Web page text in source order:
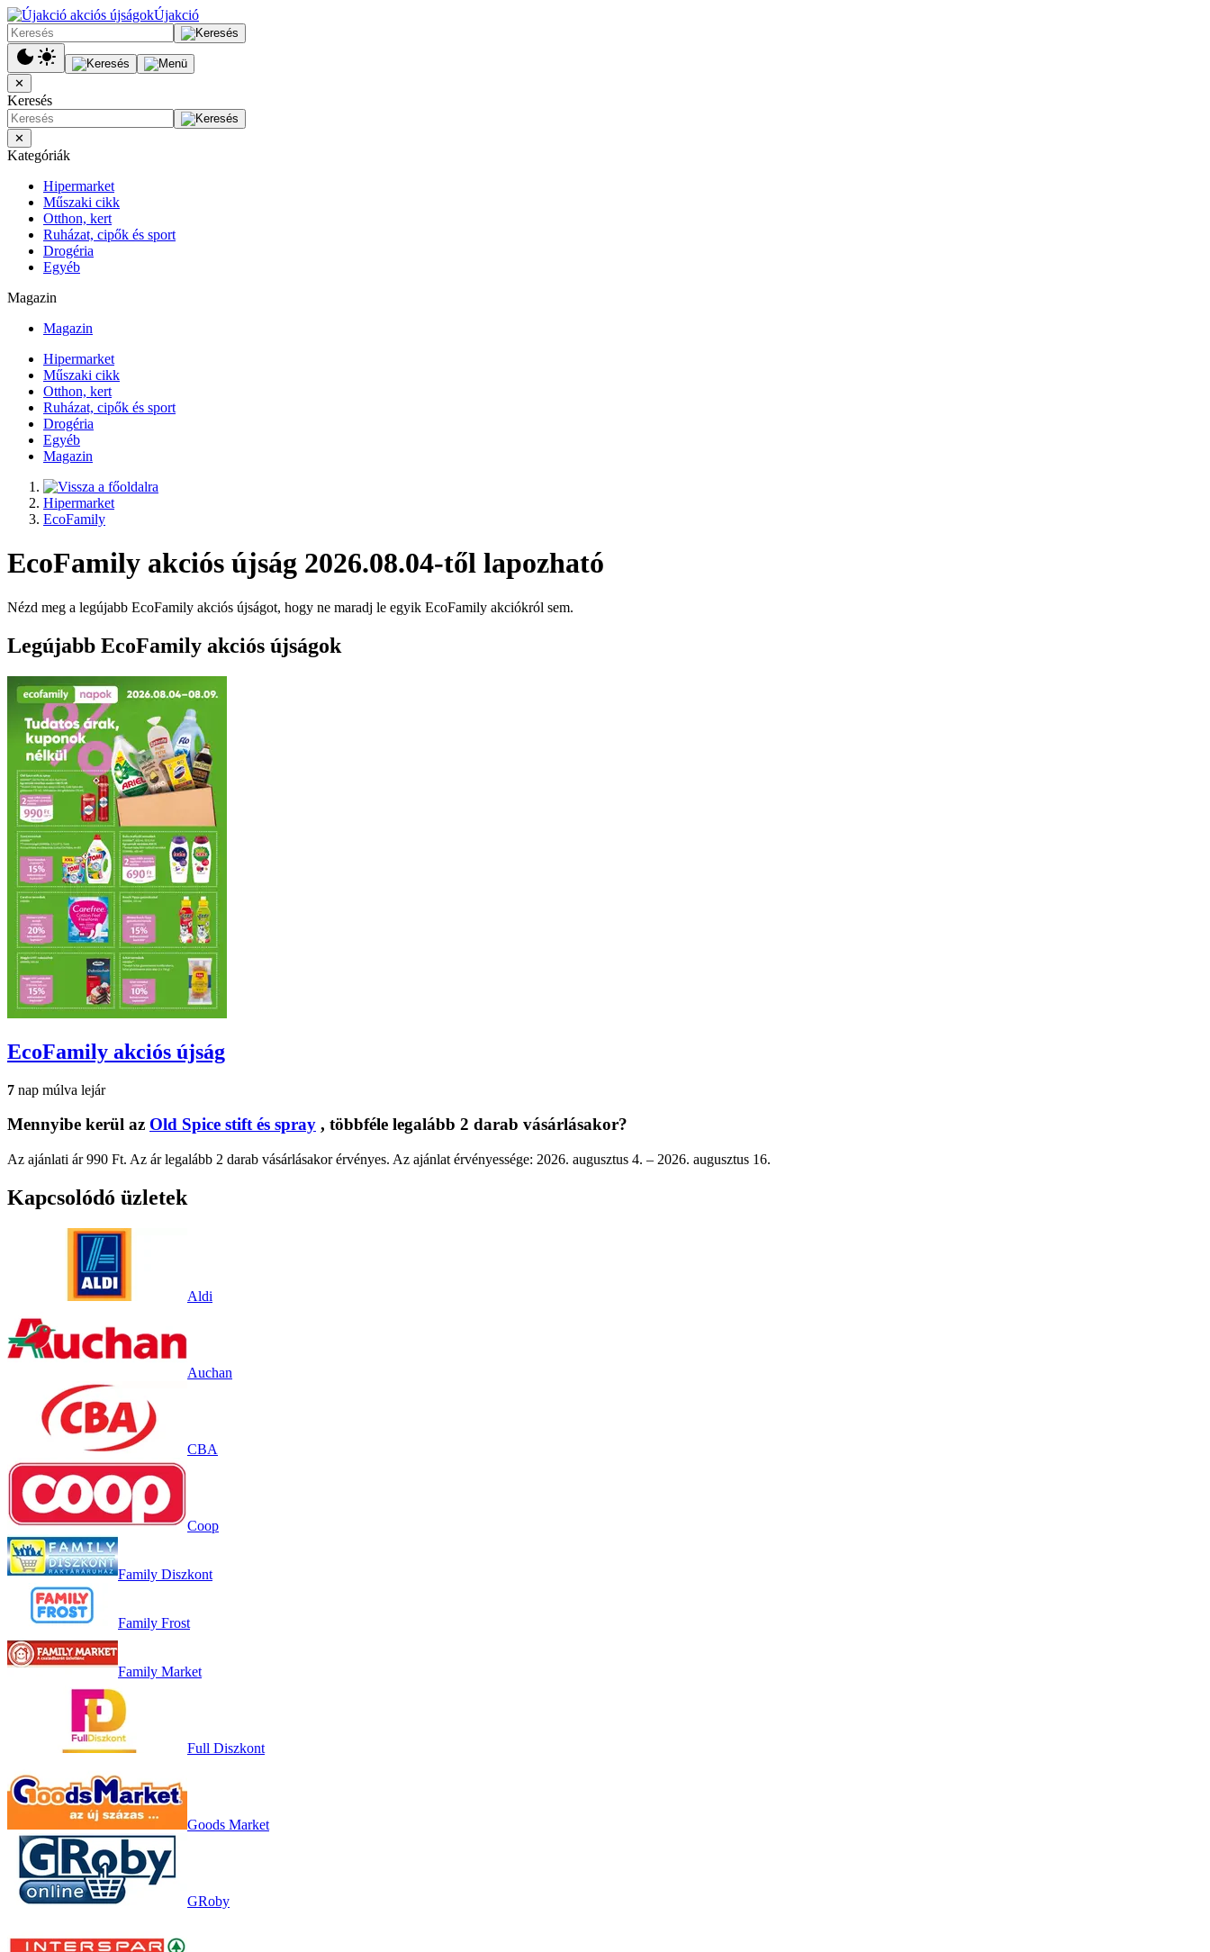
Újakció
✕
Keresés
✕
Kategóriák
Hipermarket
Műszaki cikk
Otthon, kert
Ruházat, cipők és sport
Drogéria
Egyéb
Magazin
Magazin
Hipermarket
Műszaki cikk
Otthon, kert
Ruházat, cipők és sport
Drogéria
Egyéb
Magazin
Hipermarket
EcoFamily
EcoFamily akciós újság 2026.08.04-től lapozható
Nézd meg a legújabb EcoFamily akciós újságot, hogy ne maradj le egyik EcoFamily akciókról sem.
Legújabb EcoFamily akciós újságok
EcoFamily akciós újság
7 nap múlva lejár
Mennyibe kerül az Old Spice stift és spray , többféle legalább 2 darab vásárlásakor?
Az ajánlati ár 990 Ft. Az ár legalább 2 darab vásárlásakor érvényes. Az ajánlat érvényessége: 2026. augusztus 4. – 2026. augusztus 16.
Kapcsolódó üzletek
Aldi
Auchan
CBA
Coop
Family Diszkont
Family Frost
Family Market
Full Diszkont
Goods Market
GRoby